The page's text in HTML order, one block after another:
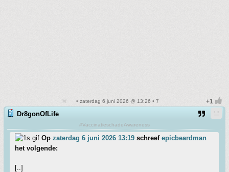
• zaterdag 6 juni 2026 @ 13:26 • 7
Dr8gonOfLife
#VaccinatieschadeAwareness
Op zaterdag 6 juni 2026 13:19 schreef epicbeardman
het volgende:
[..]